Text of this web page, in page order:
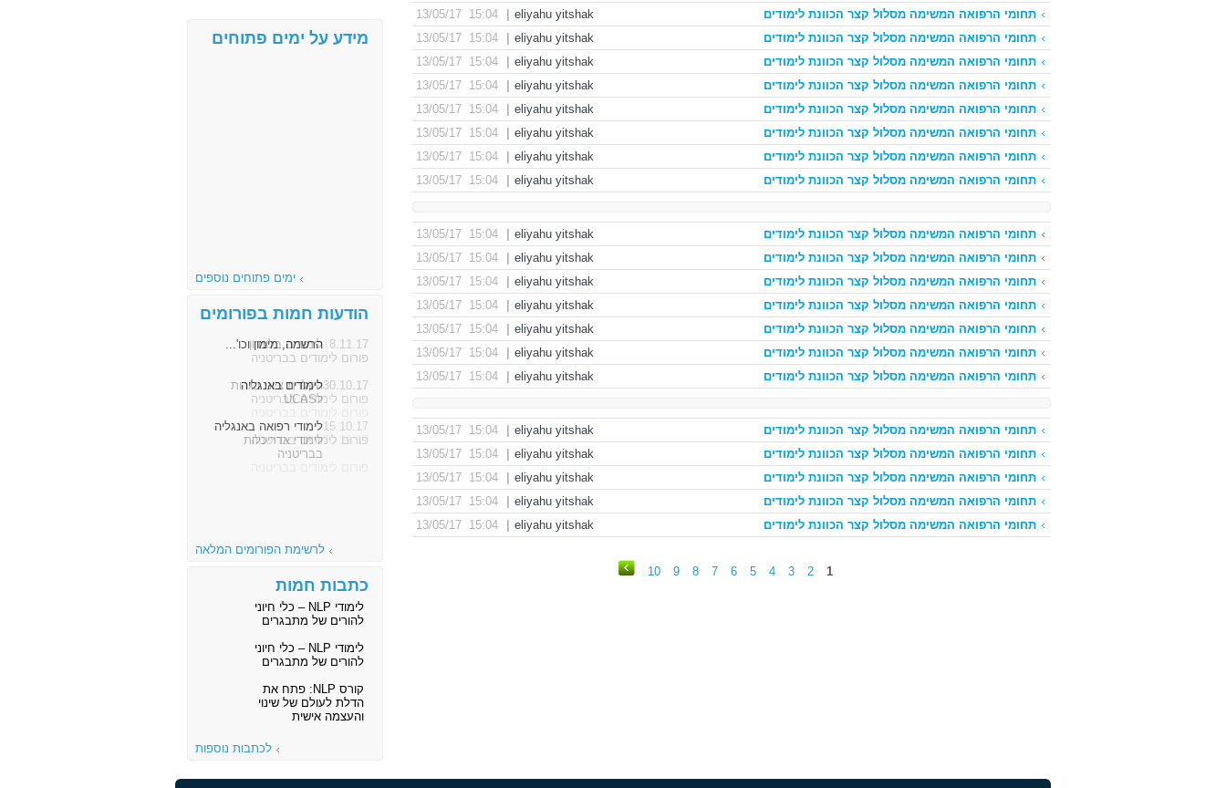
תחומי הרפואה המשימה מסלול קצר הכוונת לימודים eliyahu yitshak
15:04 13/05/17
תחומי הרפואה המשימה מסלול קצר הכוונת לימודים
eliyahu yitshak
15:04 13/05/17
תחומי הרפואה המשימה מסלול קצר הכוונת לימודים
eliyahu yitshak
15:04 13/05/17
תחומי הרפואה המשימה מסלול קצר הכוונת לימודים
eliyahu yitshak
15:04 13/05/17
תחומי הרפואה המשימה מסלול קצר הכוונת לימודים
eliyahu yitshak
15:04 13/05/17
תחומי הרפואה המשימה מסלול קצר הכוונת לימודים
eliyahu yitshak
15:04 13/05/17
תחומי הרפואה המשימה מסלול קצר הכוונת לימודים
eliyahu yitshak
15:04 13/05/17
תחומי הרפואה המשימה מסלול קצר הכוונת לימודים
eliyahu yitshak
15:04 13/05/17
תחומי הרפואה המשימה מסלול קצר הכוונת לימודים eliyahu yitshak
15:04 13/05/17
תחומי הרפואה המשימה מסלול קצר הכוונת לימודים
eliyahu yitshak
15:04 13/05/17
תחומי הרפואה המשימה מסלול קצר הכוונת לימודים
eliyahu yitshak
15:04 13/05/17
תחומי הרפואה המשימה מסלול קצר הכוונת לימודים
eliyahu yitshak
15:04 13/05/17
תחומי הרפואה המשימה מסלול קצר הכוונת לימודים
eliyahu yitshak
15:04 13/05/17
תחומי הרפואה המשימה מסלול קצר הכוונת לימודים
eliyahu yitshak
15:04 13/05/17
תחומי הרפואה המשימה מסלול קצר הכוונת לימודים
eliyahu yitshak
15:04 13/05/17
תחומי הרפואה המשימה מסלול קצר הכוונת לימודים eliyahu yitshak
15:04 13/05/17
תחומי הרפואה המשימה מסלול קצר הכוונת לימודים
eliyahu yitshak
15:04 13/05/17
תחומי הרפואה המשימה מסלול קצר הכוונת לימודים
eliyahu yitshak
15:04 13/05/17
תחומי הרפואה המשימה מסלול קצר הכוונת לימודים
eliyahu yitshak
15:04 13/05/17
תחומי הרפואה המשימה מסלול קצר הכוונת לימודים
eliyahu yitshak
15:04 13/05/17
1
2
3
4
5
6
7
8
9
10
מידע על ימים פתוחים
ימים פתוחים נוספים
הודעות חמות בפורומים
8.11.17 הרשמה, מימון וכו'...
פורום לימודים בבריטניה
30.10.17לימודים באנגליה
פורום לימודים בבריטניה
15.10.17לימודי רפואה באנגליה
פורום לימודים בבריטניה
לרשימת הפורומים המלאה
כתבות חמות
לימודי NLP – כלי חיוני
להורים של מתבגרים
לימודי NLP – כלי חיוני
להורים של מתבגרים
קורס NLP: פתח את
הדלת לעולם של שינוי
והעצמה אישית
לכתבות נוספות